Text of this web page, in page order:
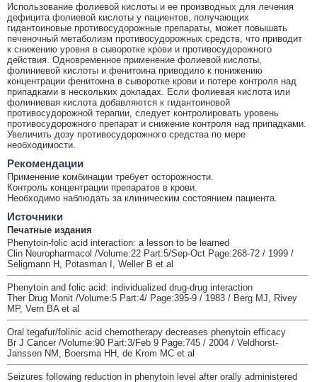
Использование фолиевой кислоты и ее производных для лечения
дефицита фолиевой кислоты у пациентов, получающих
гидантоиновые противосудорожные препараты, может повышать
печеночный метаболизм противосудорожных средств, что приводит
к снижению уровня в сыворотке крови и противосудорожного
действия. Одновременное применение фолиевой кислоты,
фолиниевой кислоты и фенитоина приводило к понижению
концентрации фенитоина в сыворотке крови и потере контроля над
припадками в нескольких докладах. Если фолиевая кислота или
фолиниевая кислота добавляются к гидантоиновой
противосудорожной терапии, следует контролировать уровень
противосудорожного препарат и снижение контроля над припадками.
Увеличить дозу противосудорожного средства по мере
необходимости.
Рекомендации
Применение комбинации требует осторожности.
Контроль концентрации препаратов в крови.
Необходимо наблюдать за клиническим состоянием пациента.
Источники
Печатные издания
Phenytoin-folic acid interaction: a lesson to be learned
Clin Neuropharmacol /Volume:22 Part:5/Sep-Oct Page:268-72 / 1999 /
Seligmann H, Potasman I, Weller B et al
Phenytoin and folic acid: individualized drug-drug interaction
Ther Drug Monit /Volume:5 Part:4/ Page:395-9 / 1983 / Berg MJ, Rivey
MP, Vern BA et al
Oral tegafur/folinic acid chemotherapy decreases phenytoin efficacy
Br J Cancer /Volume:90 Part:3/Feb 9 Page:745 / 2004 / Veldhorst-
Janssen NM, Boersma HH, de Krom MC et al
Seizures following reduction in phenytoin level after orally administered